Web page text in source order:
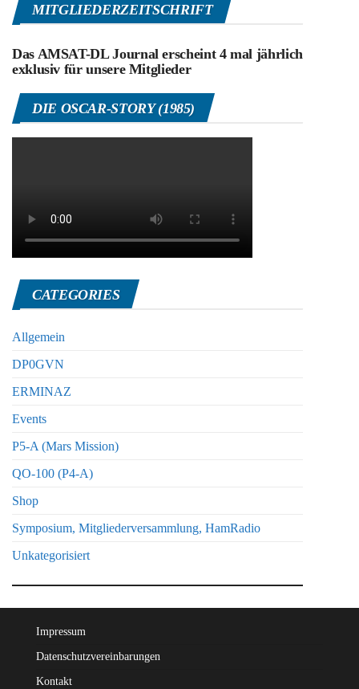
MITGLIEDERZEITSCHRIFT
Das AMSAT-DL Journal erscheint 4 mal jährlich
exklusiv für unsere Mitglieder
DIE OSCAR-STORY (1985)
CATEGORIES
Allgemein
DP0GVN
ERMINAZ
Events
P5-A (Mars Mission)
QO-100 (P4-A)
Shop
Symposium, Mitgliederversammlung, HamRadio
Unkategorisiert
Impressum
Datenschutzvereinbarungen
Kontakt